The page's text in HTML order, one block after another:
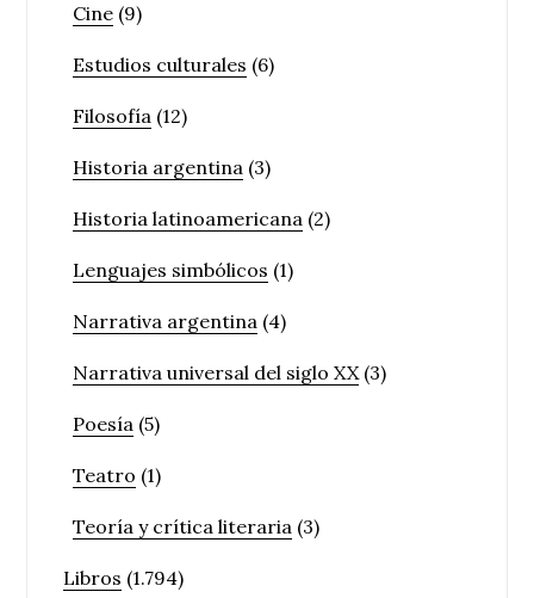
Cine (9)
Estudios culturales (6)
Filosofía (12)
Historia argentina (3)
Historia latinoamericana (2)
Lenguajes simbólicos (1)
Narrativa argentina (4)
Narrativa universal del siglo XX(3)
Poesía (5)
Teatro (1)
Teoría y crítica literaria (3)
Libros (1.794)